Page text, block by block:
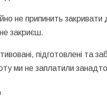
не припинить
закриєш.
підготовлені та
ми не заплатили занадто